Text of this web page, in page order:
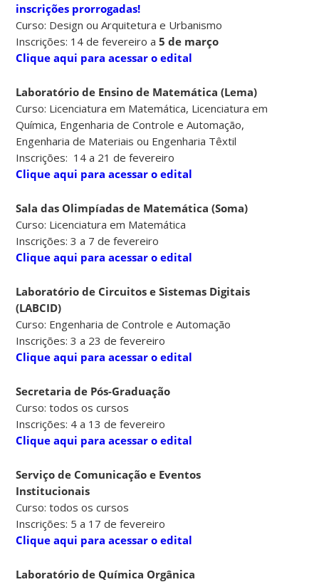
inscrições prorrogadas!
Curso: Design ou Arquitetura e Urbanismo
Inscrições: 14 de fevereiro a5 de março
Clique aqui para acessar o edital
Laboratório de Ensino de Matemática (Lema)
Curso: Licenciatura em Matemática, Licenciatura em
Química, Engenharia de Controle e Automação,
Engenharia de Materiais ou Engenharia Têxtil
Inscrições: 14 a 21 de fevereiro
Clique aqui para acessar o edital
Sala das Olimpíadas de Matemática (Soma)
Curso: Licenciatura em Matemática
Inscrições: 3 a 7 de fevereiro
Clique aqui para acessar o edital
Laboratório de Circuitos e Sistemas Digitais
(LABCID)
Curso: Engenharia de Controle e Automação
Inscrições: 3 a 23 de fevereiro
Clique aqui para acessar o edital
Secretaria de Pós-Graduação
Curso: todos os cursos
Inscrições: 4 a 13 de fevereiro
Clique aqui para acessar o edital
Serviço de Comunicação e Eventos
Institucionais
Curso: todos os cursos
Inscrições: 5 a 17 de fevereiro
Clique aqui para acessar o edital
Laboratório de Química Orgânica